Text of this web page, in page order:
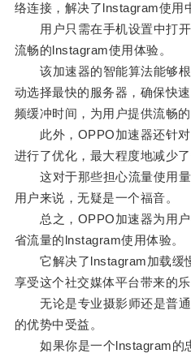
络连接，解决了lnstagram使用
用户只需在手机设置中打开
流畅的lnstagram使用体验。
该加速器的智能算法能够根
动选择最快的服务器，确保快
频缓冲时间，为用户提供流畅
此外，OPPO加速器还针对
进行了优化，最大程度地减少了
这对于那些担心流量使用量
用户来说，无疑是一个福音。
总之，OPPO加速器为用户
省流量的lnstagram使用体验。
它解决了lnstagram加载缓
享受这个社交媒体平台带来的乐
无论是专业摄影师还是普通
的优势中受益。
如果你是一个lnstagram的